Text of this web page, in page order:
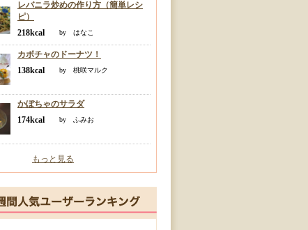
レバニラ炒めの作り方（簡単レシ
ピ）
218kcal
by はなこ
カボチャのドーナツ！
138kcal
by 桃咲マルク
かぼちゃのサラダ
174kcal
by ふみお
もっと見る